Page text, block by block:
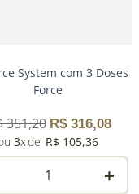
System com 3 Doses
Force
351,20 R$ 316,08
3
R$ 105,36
＋